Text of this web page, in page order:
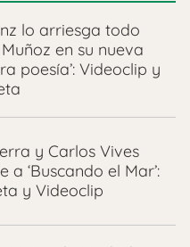
lo arriesga todo
en su nueva
poesía’: Videoclip y
y Carlos Vives
a ‘Buscando el Mar’:
y Videoclip